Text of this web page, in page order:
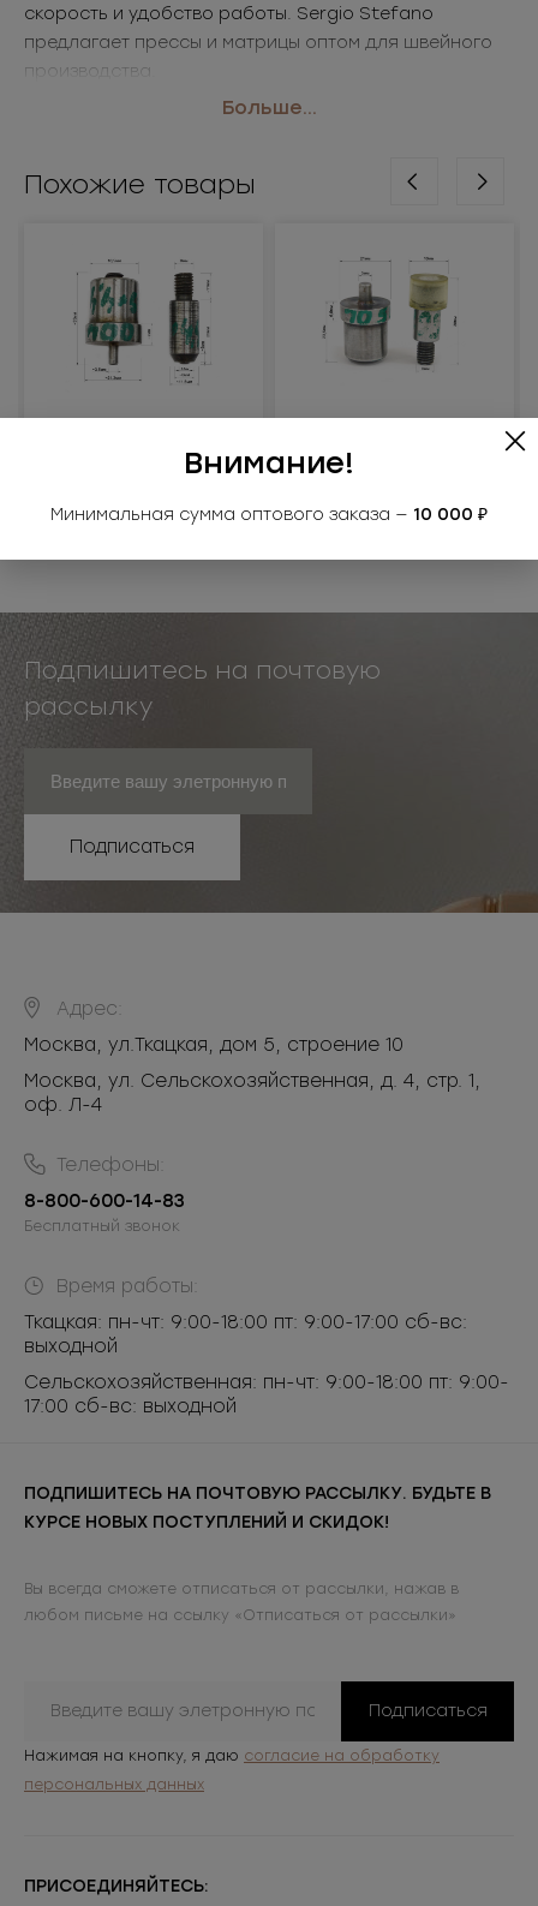
скорость и удобство работы. Sergio Stefano
предлагает прессы и матрицы оптом для швейного
производства.
фурнитуры
Больше...
Похожие товары
Матрица на люверс
10041 (4-9*4
Матрица на люверс
10561ЛЮ (6х12х4 мм)
Подпишитесь на почтовую
рассылку
Подписаться
Адрес:
Москва, ул.Ткацкая, дом 5, строение 10
Москва, ул. Сельскохозяйственная, д. 4, стр. 1,
оф. Л-4
Телефоны:
8-800-600-14-83
Бесплатный звонок
Время работы:
Ткацкая: пн-чт: 9:00-18:00 пт: 9:00-17:00 сб-вс:
выходной
Сельскохозяйственная: пн-чт: 9:00-18:00 пт: 9:00-
17:00 сб-вс: выходной
ПОДПИШИТЕСЬ НА ПОЧТОВУЮ РАССЫЛКУ. БУДЬТЕ В
КУРСЕ НОВЫХ ПОСТУПЛЕНИЙ И СКИДОК!
Вы всегда сможете отписаться от рассылки, нажав в
любом письме на ссылку «Отписаться от рассылки»
Подписаться
Нажимая на кнопку, я даю согласие на обработку
персональных данных
ПРИСОЕДИНЯЙТЕСЬ:
Внимание!
Минимальная сумма оптового заказа — 10 000 ₽